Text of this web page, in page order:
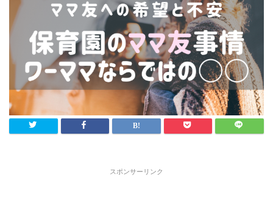
スポンサーリンク